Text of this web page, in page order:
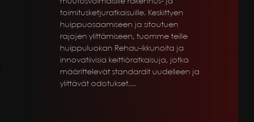
toimitusketjuratkaisuille. Keskittyen
huippuosaamiseen ja sitoutuen
rajojen ylittämiseen, tuomme teille
huippuluokan Rehau-ikkunoita ja
innovatiivisia keittiöratkaisuja, jotka
määrittelevät standardit uudelleen ja
ylittävät odotukset....